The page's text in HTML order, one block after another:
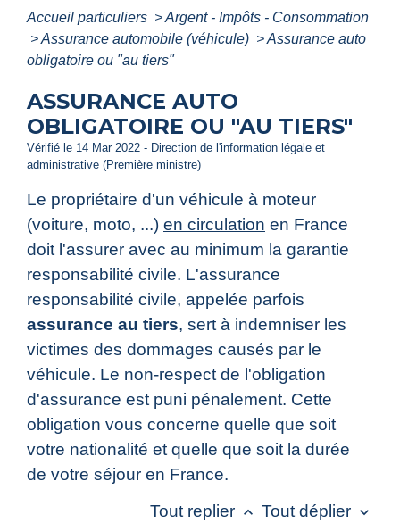
Accueil particuliers >Argent - Impôts - Consommation
>Assurance automobile (véhicule) >Assurance auto
obligatoire ou "au tiers"
ASSURANCE AUTO
OBLIGATOIRE OU "AU TIERS"
Vérifié le 14 Mar 2022 - Direction de l'information légale et
administrative (Première ministre)
Le propriétaire d'un véhicule à moteur
(voiture, moto, ...) en circulation en France
doit l'assurer avec au minimum la garantie
responsabilité civile. L'assurance
responsabilité civile, appelée parfois
assurance au tiers, sert à indemniser les
victimes des dommages causés par le
véhicule. Le non-respect de l'obligation
d'assurance est puni pénalement. Cette
obligation vous concerne quelle que soit
votre nationalité et quelle que soit la durée
de votre séjour en France.
Tout replier keyboard_arrow_up Tout déplier keyboard_arrow_down